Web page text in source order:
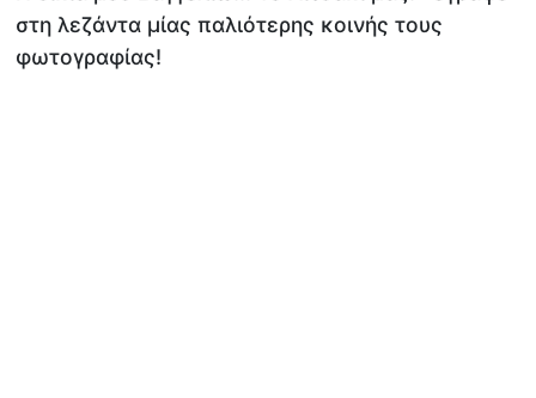
στη λεζάντα μίας παλιότερης κοινής τους
φωτογραφίας!